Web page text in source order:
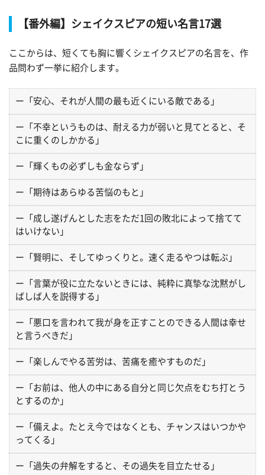
【番外編】シェイクスピアの短い名言17選
ここからは、短くても胸に響くシェイクスピアの名言を、作
品問わず一挙に紹介します。
ー「安心、それが人間の最も近くにいる敵である」
ー「不幸というものは、耐える力が弱いと見てとると、そ
こに重くのしかかる」
ー「輝くもの必ずしも金ならず」
ー「期待はあらゆる苦悩のもと」
ー「成し遂げんとした志をただ1回の敗北によって捨てて
はいけない」
ー「賢明に、そしてゆっくりと。速く走るやつは転ぶ」
ー「言葉が役に立たないときには、純粋に真摯な沈黙がし
ばしば人を説得する」
ー「悪口を言われて我が身を正すことのできる人間は幸せ
と言うべきだ」
ー「楽しんでやる苦労は、苦痛を癒やすものだ」
ー「お前は、他人の中にある自分と同じ欠点をむち打とう
とするのか」
ー「備えよ。たとえ今ではなくとも、チャンスはいつかや
ってくる」
ー「過失の弁解をすると、その過失を目立たせる」